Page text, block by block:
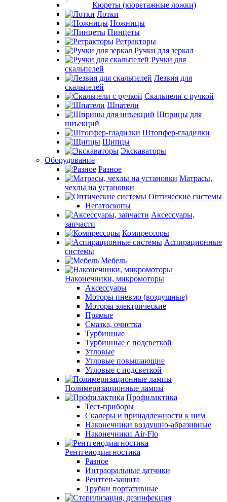
Кюреты (кюретажные ложки)
Лотки
Ножницы
Пинцеты
Ретракторы
Ручки для зеркал
Ручки для
скальпелей
Лезвия для
скальпелей
Скальпели с ручкой
Шпатели
Шприцы для
инъекций
Штопфер-гладилки
Щипцы
Экскаваторы
Оборудование
Разное
Матрасы,
чехлы на установки
Оптические системы
Негатоскопы
Аксессуары,
запчасти
Компрессоры
Аспирационные
системы
Мебель
Наконечники, микромоторы
Аксессуары
Моторы пневмо (воздушные)
Моторы электрические
Прямые
Смазка, очистка
Турбинные
Турбинные с подсветкой
Угловые
Угловые повышающие
Угловые с подсветкой
Полимеризационные лампы
Профилактика
Тест-приборы
Скалеры и принадлежности к ним
Наконечники воздушно-абразивные
Наконечники Air-Flo
Рентгенодиагностика
Разное
Интраоральные датчики
Рентген-защита
Трубки портативные